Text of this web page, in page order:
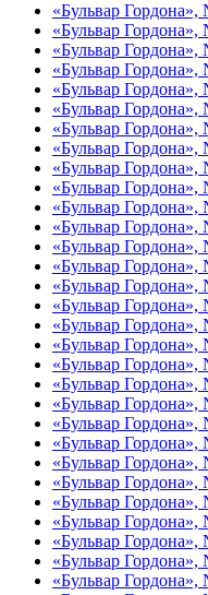
«Бульвар
«Бульвар
«Бульвар
«Бульвар
«Бульвар
«Бульвар
«Бульвар
«Бульвар
«Бульвар
«Бульвар Гордона»,
«Бульвар Гордона»,
«Бульвар Гордона»,
«Бульвар Гордона»,
«Бульвар Гордона»,
«Бульвар Гордона»,
«Бульвар Гордона»,
«Бульвар Гордона»,
«Бульвар
«Бульвар
«Бульвар
«Бульвар
«Бульвар
«Бульвар
«Бульвар
«Бульвар
«Бульвар
«Бульвар
«Бульвар
«Бульвар
«Бульвар